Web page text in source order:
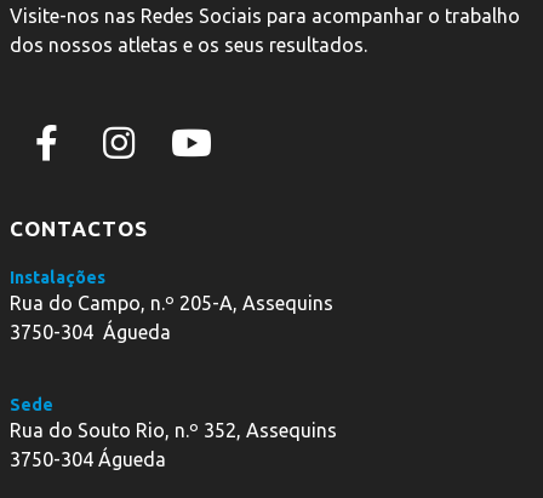
Visite-nos nas Redes Sociais para acompanhar o trabalho
dos nossos atletas e os seus resultados.
CONTACTOS
Instalações
Rua do Campo, n.º 205-A, Assequins
3750-304 Águeda
Sede
Rua do Souto Rio, n.º 352, Assequins
3750-304 Águeda